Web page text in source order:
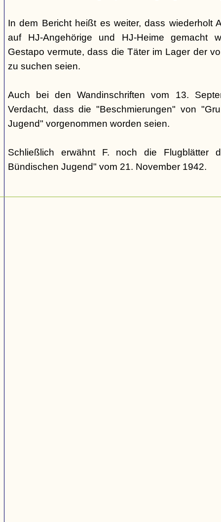
In dem Bericht heißt es weiter, dass wiederholt
auf HJ-Angehörige und HJ-Heime gemacht
Gestapo vermute, dass die Täter im Lager der
zu suchen seien.
Auch bei den Wandinschriften vom 13.
Verdacht, dass die "Beschmierungen" von
Jugend" vorgenommen worden seien.
Schließlich erwähnt F. noch die Flugblätter
Bündischen Jugend" vom 21. November 1942.